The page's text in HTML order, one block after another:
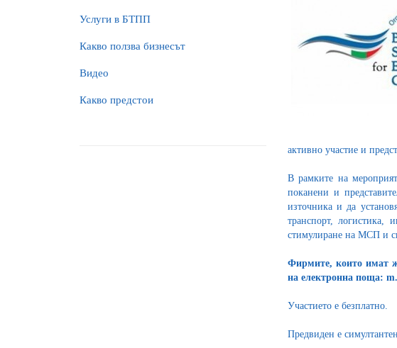
Услуги в БТПП
Какво ползва бизнесът
Видео
Какво предстои
активно участие и
В рамките на
поканени и
източника и да
транспорт, логистика,
стимулиране на МСП и
Фирмите, които имат
на електронна поща:
Участието е безплатно.
Предвиден е